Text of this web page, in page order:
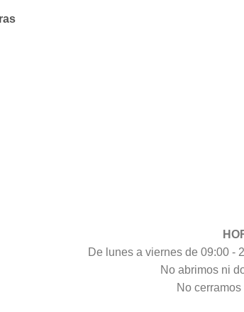
De lunes a viernes de 09:00 -
No abrimos ni
No